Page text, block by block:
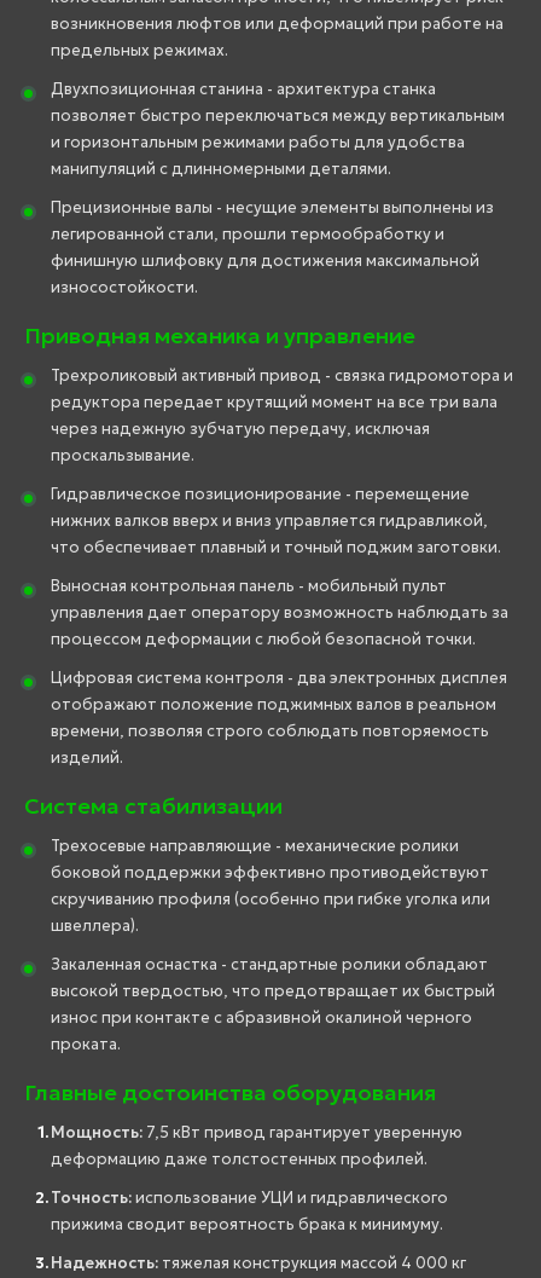
возникновения люфтов или деформаций при работе на
предельных режимах.
Двухпозиционная станина - архитектура станка
позволяет быстро переключаться между вертикальным
и горизонтальным режимами работы для удобства
манипуляций с длинномерными деталями.
Прецизионные валы - несущие элементы выполнены из
легированной стали, прошли термообработку и
финишную шлифовку для достижения максимальной
износостойкости.
Приводная механика и управление
Трехроликовый активный привод - связка гидромотора и
редуктора передает крутящий момент на все три вала
через надежную зубчатую передачу, исключая
проскальзывание.
Гидравлическое позиционирование - перемещение
нижних валков вверх и вниз управляется гидравликой,
что обеспечивает плавный и точный поджим заготовки.
Выносная контрольная панель - мобильный пульт
управления дает оператору возможность наблюдать за
процессом деформации с любой безопасной точки.
Цифровая система контроля - два электронных дисплея
отображают положение поджимных валов в реальном
времени, позволяя строго соблюдать повторяемость
изделий.
Система стабилизации
Трехосевые направляющие - механические ролики
боковой поддержки эффективно противодействуют
скручиванию профиля (особенно при гибке уголка или
швеллера).
Закаленная оснастка - стандартные ролики обладают
высокой твердостью, что предотвращает их быстрый
износ при контакте с абразивной окалиной черного
проката.
Главные достоинства оборудования
Мощность: 7,5 кВт привод гарантирует уверенную
деформацию даже толстостенных профилей.
Точность:использование УЦИ и гидравлического
прижима сводит вероятность брака к минимуму.
Надежность: тяжелая конструкция массой 4 000 кг